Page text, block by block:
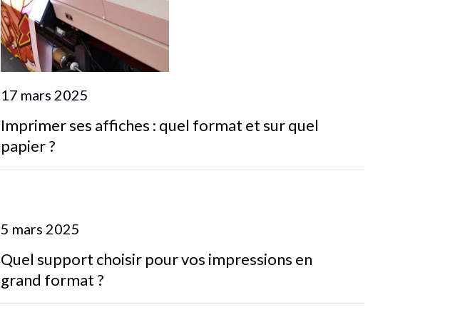
17 mars 2025
Imprimer ses affiches : quel format et sur quel
papier ?
5 mars 2025
Quel support choisir pour vos impressions en
grand format ?